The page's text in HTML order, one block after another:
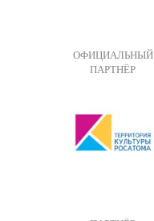
ОФИЦИАЛЬНЫЙ
ПАРТНЁР